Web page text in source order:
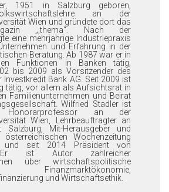
1951 in Salzburg geboren,
an der
Wien und gründete dort das
„,thema“. Nach der
eine mehrjährige Industriepraxis
und Erfahrung in der
Beratung. Ab 1987 war er in
Funktionen in Banken tätig,
bis 2009 als Vorsitzender des
Investkredit Bank AG. Seit 2009 ist
tätig, vor allem als Aufsichtsrat in
Familienunternehmen und Beirat
Wilfried Stadler ist
an der
Wien, Lehrbeauftragter an
Salzburg, Mit-Herausgeber und
Wochenzeitung
und seit 2014 Präsident von
Er ist Autor zahlreicher
über wirtschaftspolitische
und Wirtschaftsethik.